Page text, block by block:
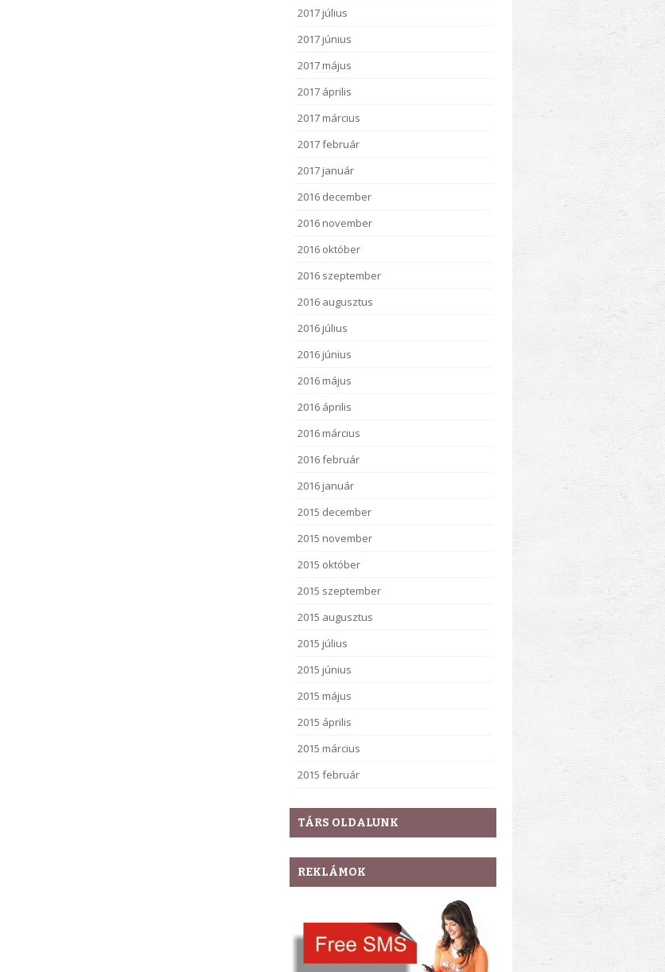
2017 július
2017 június
2017 május
2017 április
2017 március
2017 február
2017 január
2016 december
2016 november
2016 október
2016 szeptember
2016 augusztus
2016 július
2016 június
2016 május
2016 április
2016 március
2016 február
2016 január
2015 december
2015 november
2015 október
2015 szeptember
2015 augusztus
2015 július
2015 június
2015 május
2015 április
2015 március
2015 február
TÁRS OLDALUNK
REKLÁMOK